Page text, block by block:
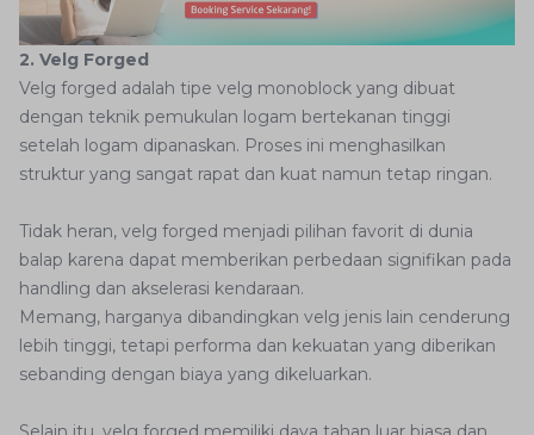
2. Velg Forged
Velg forged adalah tipe velg monoblock yang dibuat
dengan teknik pemukulan logam bertekanan tinggi
setelah logam dipanaskan. Proses ini menghasilkan
struktur yang sangat rapat dan kuat namun tetap ringan.
Tidak heran, velg forged menjadi pilihan favorit di dunia
balap karena dapat memberikan perbedaan signifikan pada
handling dan akselerasi kendaraan.
Memang, harganya dibandingkan velg jenis lain cenderung
lebih tinggi, tetapi performa dan kekuatan yang diberikan
sebanding dengan biaya yang dikeluarkan.